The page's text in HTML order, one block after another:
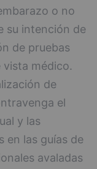
o no
su intención de
de pruebas
vista médico.
de
el
y las
en las guías de
avaladas